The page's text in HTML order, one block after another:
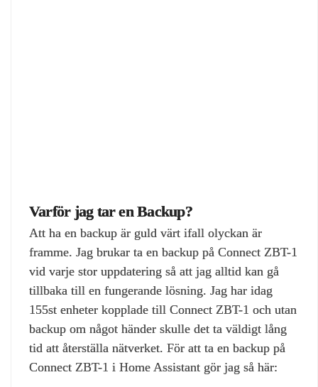
Varför jag tar en Backup?
Att ha en backup är guld värt ifall olyckan är
framme. Jag brukar ta en backup på Connect ZBT-1
vid varje stor uppdatering så att jag alltid kan gå
tillbaka till en fungerande lösning. Jag har idag
155st enheter kopplade till Connect ZBT-1 och utan
backup om något händer skulle det ta väldigt lång
tid att återställa nätverket. För att ta en backup på
Connect ZBT-1 i Home Assistant gör jag så här: